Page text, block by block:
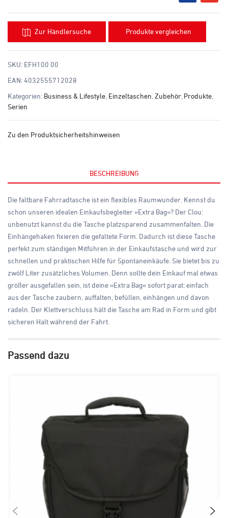
Zur Händlersuche Produkte vergleichen
SKU: EFH100 00
EAN:4032555712028
Kategorien: Business & Lifestyle Einzeltaschen Zubehör Produkte
Serien
Zu den Produktsicherheitshinweisen
BESCHREIBUNG
Die faltbare Fahrradtasche ist ein flexibles Raumwunder. Kennst du
schon unseren idealen Einkaufsbegleiter »Extra Bag«? Der Clou:
unbenutzt kannst du die Tasche platzsparend zusammenfalten. Die
Einhängehaken fixieren die gefaltete Form. Dadurch ist diese Tasche
perfekt zum ständigen Mitführen in der Einkaufstasche und wird zur
schnellen und praktischen Hilfe für Spontaneinkäufe. Sie bietet bis zu
zwölf Liter zusätzliches Volumen. Denn sollte dein Einkauf mal etwas
größer ausgefallen sein, ist deine »Extra Bag« sofort parat: einfach
aus der Tasche zaubern, auffalten, befüllen, einhängen und davon
radeln. Der Klettverschluss hält die Tasche am Rad in Form und gibt
sicheren Halt während der Fahrt.
Passend dazu